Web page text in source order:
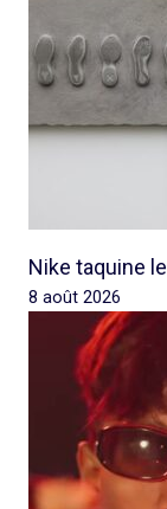
Nike taquine
8 août 2026